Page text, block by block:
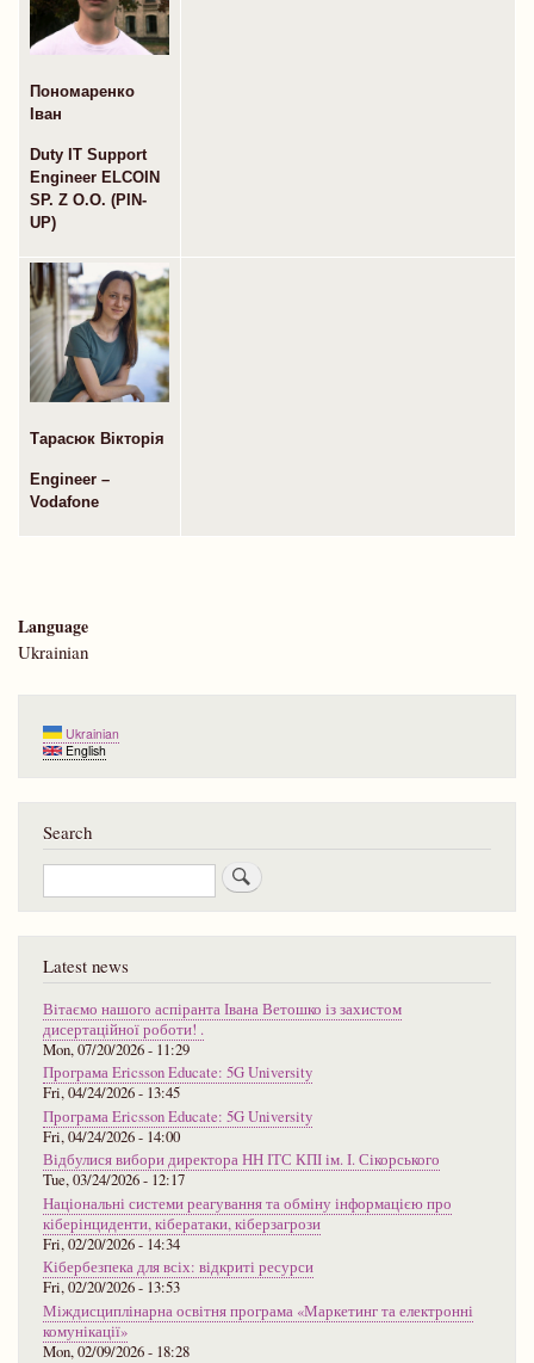
Пономаренко
Іван
Duty IT Support
Engineer ELCOIN
SP. Z O.O. (PIN-
UP)
Тарасюк Вікторія
Engineer –
Vodafone
Language
Ukrainian
Ukrainian
English
Search
Search
Latest news
Вітаємо нашого аспіранта Івана Ветошко із захистом
дисертаційної роботи! .
Mon, 07/20/2026 - 11:29
Програма Ericsson Educate: 5G University
Fri, 04/24/2026 - 13:45
Програма Ericsson Educate: 5G University
Fri, 04/24/2026 - 14:00
Відбулися вибори директора НН ІТС КПІ ім. І. Сікорського
Tue, 03/24/2026 - 12:17
Національні системи реагування та обміну інформацією про
кіберінциденти, кібератаки, кіберзагрози
Fri, 02/20/2026 - 14:34
Кібербезпека для всіх: відкриті ресурси
Fri, 02/20/2026 - 13:53
Міждисциплінарна освітня програма «Маркетинг та електронні
комунікації»
Mon, 02/09/2026 - 18:28